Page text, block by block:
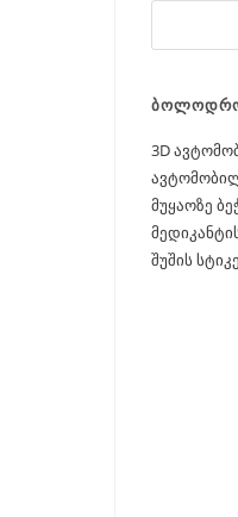
3D
მუყაოზე
შუშის